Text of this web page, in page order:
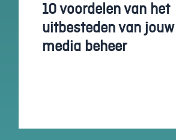
10 voordelen van het
uitbesteden van
media beheer